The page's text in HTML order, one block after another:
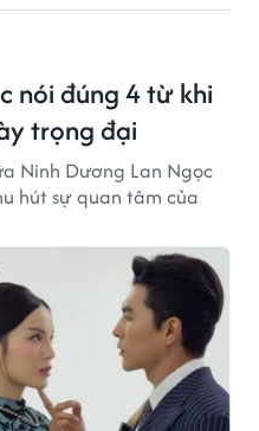
nói đúng 4 từ khi
trọng đại
Ninh Dương Lan Ngọc
hút sự quan tâm của